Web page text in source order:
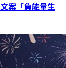
案「負能量生